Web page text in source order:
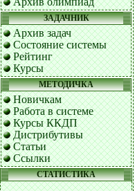
ЗАДАЧНИК
Архив задач
Состояние системы
Рейтинг
Курсы
МЕТОДИЧКА
Новичкам
Работа в системе
Курсы ККДП
Дистрибутивы
Статьи
Ссылки
СТАТИСТИКА